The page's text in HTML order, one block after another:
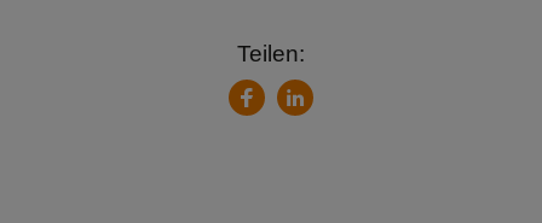
Teilen:
FacebookLinkedIn